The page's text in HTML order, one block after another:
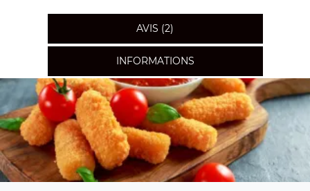
AVIS (2)
INFORMATIONS